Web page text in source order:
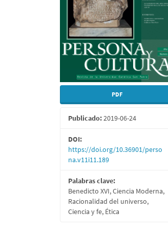
PDF
Publicado:2019-06-24
DOI:
https://doi.org/10.36901/perso
na.v11i11.189
Palabras clave:
Benedicto XVI, Ciencia Moderna,
Racionalidad del universo,
Ciencia y fe, Ética